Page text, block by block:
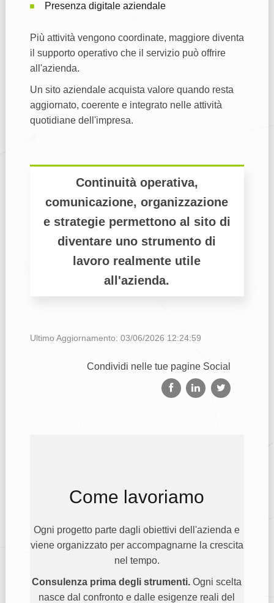
Presenza digitale aziendale
Più attività vengono coordinate, maggiore diventa
il supporto operativo che il servizio può offrire
all'azienda.
Un sito aziendale acquista valore quando resta
aggiornato, coerente e integrato nelle attività
quotidiane dell'impresa.
Continuità operativa,
comunicazione, organizzazione
e strategie permettono al sito di
diventare uno strumento di
lavoro realmente utile
all'azienda.
Ultimo Aggiornamento: 03/06/2026 12:24:59
Condividi nelle tue pagine Social
Come lavoriamo
Ogni progetto parte dagli obiettivi dell'azienda e
viene organizzato per accompagnarne la crescita
nel tempo.
Consulenza prima degli strumenti. Ogni scelta
nasce dal confronto e dalle esigenze reali del